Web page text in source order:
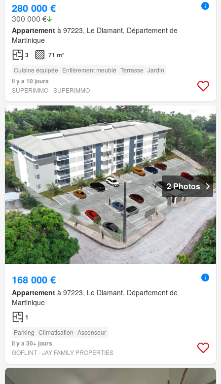
280 000 €
300 000 €
Appartement à 97223, Le Diamant, Département de
Martinique
3 71 m²
Cuisine équipée Entièrement meublé Terrasse Jardin
Il y a 10 jours
SUPERIMMO - SUPERIMMO
2 Photos
168 000 €
Appartement à 97223, Le Diamant, Département de
Martinique
1
Parking Climatisation Ascenseur
Il y a 30+ jours
GOFLINT - JAY FAMILY PROPERTIES